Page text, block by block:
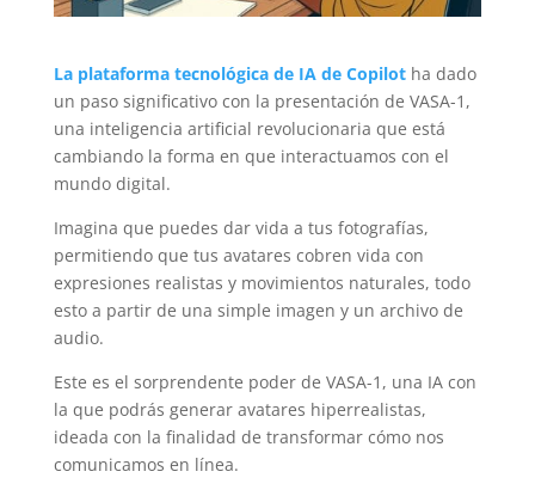
La plataforma tecnológica de IA de Copilotha dado
un paso significativo con la presentación de VASA-1,
una inteligencia artificial revolucionaria que está
cambiando la forma en que interactuamos con el
mundo digital.
Imagina que puedes dar vida a tus fotografías,
permitiendo que tus avatares cobren vida con
expresiones realistas y movimientos naturales, todo
esto a partir de una simple imagen y un archivo de
audio.
Este es el sorprendente poder de VASA-1, una IA con
la que podrás generar avatares hiperrealistas,
ideada con la finalidad de transformar cómo nos
comunicamos en línea.